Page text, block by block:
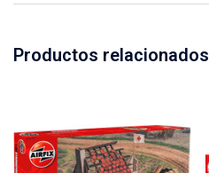
Productos relacionados